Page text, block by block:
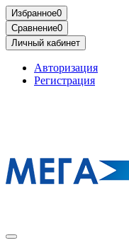
Избранное0
Сравнение0
Личный кабинет
Авторизация
Регистрация